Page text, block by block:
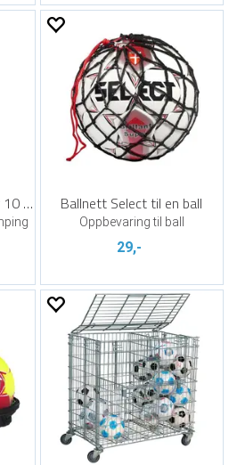
Select Ventilolje for baller 10 ml Ballnett Select til en ball
Oppbevaring til ball
29,-